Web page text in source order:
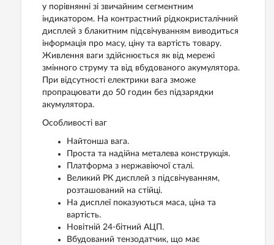
у порівнянні зі звичайним сегментним
індикатором. На контрастний рідкокристалічний
дисплей з блакитним підсвічуванням виводиться
інформація про масу, ціну та вартість товару.
Живлення ваги здійснюється як від мережі
змінного струму та від вбудованого акумулятора.
При відсутності електрики вага зможе
пропрацювати до 50 годин без підзарядки
акумулятора.
Особливості ваг
Найтонша вага.
Проста та надійна металева конструкція.
Платформа з нержавіючої сталі.
Великий РК дисплей з підсвічуванням,
розташований на стійці.
На дисплеї показуються маса, ціна та
вартість.
Новітній 24-бітний АЦП.
Вбудований тензодатчик, що має